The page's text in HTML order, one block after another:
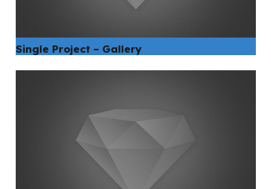
Single Project – Gallery